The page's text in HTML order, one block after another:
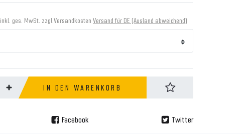
inkl. ges. MwSt. zzgl. Versandkosten Versand für DE (Ausland abweichend)
IN DEN WARENKORB
Facebook Twitter